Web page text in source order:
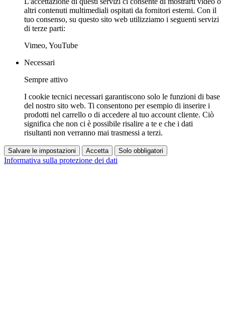
altri contenuti multimediali ospitati da fornitori esterni. Con il
tuo consenso, su questo sito web utilizziamo i seguenti servizi
di terze parti:
Vimeo, YouTube
Necessari
Sempre attivo
I cookie tecnici necessari garantiscono solo le funzioni di base
del nostro sito web. Ti consentono per esempio di inserire i
prodotti nel carrello o di accedere al tuo account cliente. Ciò
significa che non ci è possibile risalire a te e che i dati
risultanti non verranno mai trasmessi a terzi.
Salvare le impostazioni Accetta Solo obbligatori
Informativa sulla protezione dei dati